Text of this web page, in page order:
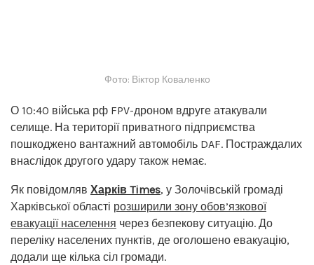
Фото: Віктор Коваленко
О 10:40 війська рф FPV-дроном вдруге атакували
селище. На території приватного підприємства
пошкоджено вантажний автомобіль DAF. Постраждалих
внаслідок другого удару також немає.
Як повідомляв Харків Times, у Золочівській громаді
Харківської області розширили зону обов’язкової
евакуації населення через безпекову ситуацію. До
переліку населених пунктів, де оголошено евакуацію,
додали ще кілька сіл громади.